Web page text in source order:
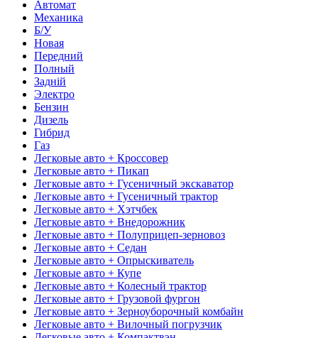
Автомат
Механика
Б/У
Новая
Передний
Полный
Задній
Электро
Бензин
Дизель
Гибрид
Газ
Легковые авто + Кроссовер
Легковые авто + Пикап
Легковые авто + Гусеничный экскаватор
Легковые авто + Гусеничный трактор
Легковые авто + Хэтчбек
Легковые авто + Внедорожник
Легковые авто + Полуприцеп-зерновоз
Легковые авто + Седан
Легковые авто + Опрыскиватель
Легковые авто + Купе
Легковые авто + Колесный трактор
Легковые авто + Грузовой фургон
Легковые авто + Зерноуборочный комбайн
Легковые авто + Вилочный погрузчик